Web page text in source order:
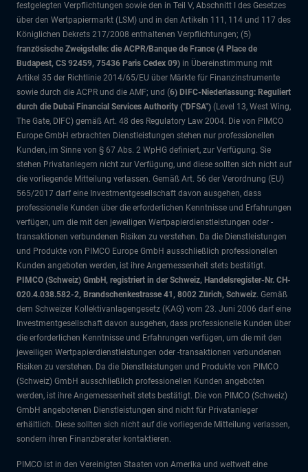
festgelegten Verpflichtungen sowie den in Teil V, Abschnitt I des Gesetzes
über den Wertpapiermarkt (LSM) und in den Artikeln 111, 114 und 117 des
Königlichen Dekrets 217/2008 enthaltenen Verpflichtungen; (5)
französische Zweigstelle: die ACPR/Banque de France (4 Place de
Budapest, CS 92459, 75436 Paris Cedex 09) in Übereinstimmung mit
Artikel 35 der Richtlinie 2014/65/EU über Märkte für Finanzinstrumente
sowie durch die ACPR und die AMF; und (6) DIFC-Niederlassung: Reguliert
durch die Dubai Financial Services Authority ("DFSA") (Level 13, West Wing,
The Gate, DIFC) gemäß Art. 48 des Regulatory Law 2004. Die von PIMCO
Europe GmbH erbrachten Dienstleistungen stehen nur professionellen
Kunden, im Sinne von § 67 Abs. 2 WpHG definiert, zur Verfügung. Sie
stehen Privatanlegern nicht zur Verfügung, und diese sollten sich nicht auf
die vorliegende Mitteilung verlassen. Gemäß Art. 56 der Verordnung (EU)
565/2017 darf eine Investmentgesellschaft davon ausgehen, dass
professionelle Kunden über die erforderlichen Kenntnisse und Erfahrungen
verfügen, um die mit den jeweiligen Wertpapierdienstleistungen oder -
transaktionen verbundenen Risiken zu verstehen. Da die Dienstleistungen
und Produkte von PIMCO Europe GmbH ausschließlich professionellen
Kunden angeboten werden, ist ihre Angemessenheit stets bestätigt.
PIMCO (Schweiz) GmbH, registriert in der Schweiz, Handelsregister-Nr. CH-
020.4.038.582-2, Brandschenkestrasse 41, 8002 Zürich, Schweiz. Gemäß
dem Schweizer Kollektivanlagengesetz (KAG) vom 23. Juni 2006 darf eine
Investmentgesellschaft davon ausgehen, dass professionelle Kunden über
die erforderlichen Kenntnisse und Erfahrungen verfügen, um die mit den
jeweiligen Wertpapierdienstleistungen oder -transaktionen verbundenen
Risiken zu verstehen. Da die Dienstleistungen und Produkte von PIMCO
(Schweiz) GmbH ausschließlich professionellen Kunden angeboten
werden, ist ihre Angemessenheit stets bestätigt. Die von PIMCO (Schweiz)
GmbH angebotenen Dienstleistungen sind nicht für Privatanleger
erhältlich. Diese sollten sich nicht auf die vorliegende Mitteilung verlassen,
sondern ihren Finanzberater kontaktieren.
PIMCO ist in den Vereinigten Staaten von Amerika und weltweit eine